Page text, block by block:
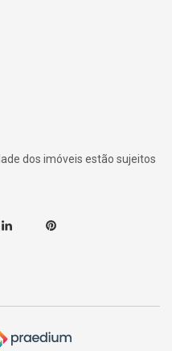
dos imóveis estão sujeitos
Linkedin Pinterest